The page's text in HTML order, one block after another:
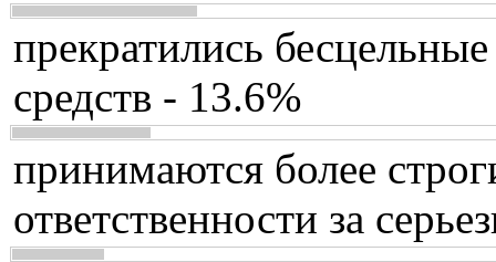
прекратились
средств - 13.6%
принимаются более
ответственности за